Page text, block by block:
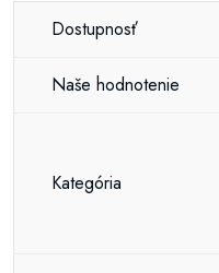
Dostupnosť
Naše hodnotenie
Kategória